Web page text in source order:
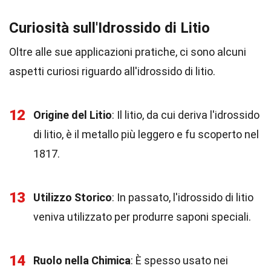
Curiosità sull'Idrossido di Litio
Oltre alle sue applicazioni pratiche, ci sono alcuni
aspetti curiosi riguardo all'idrossido di litio.
12 Origine del Litio: Il litio, da cui deriva l'idrossido
di litio, è il metallo più leggero e fu scoperto nel
1817.
13 Utilizzo Storico: In passato, l'idrossido di litio
veniva utilizzato per produrre saponi speciali.
14 Ruolo nella Chimica: È spesso usato nei